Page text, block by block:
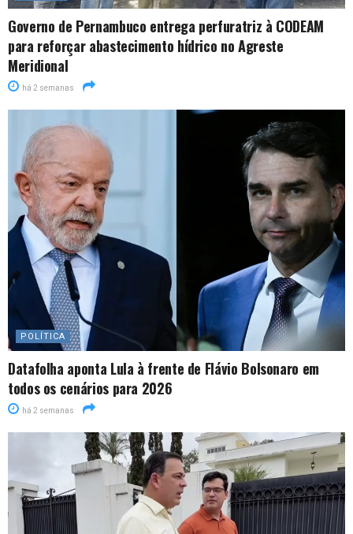
Governo de Pernambuco entrega perfuratriz à CODEAM
para reforçar abastecimento hídrico no Agreste
Meridional
há 2 semanas
POLÍTICA
Datafolha aponta Lula à frente de Flávio Bolsonaro em
todos os cenários para 2026
há 2 semanas